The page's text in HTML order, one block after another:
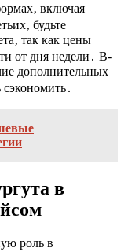
включая
будьте
так как цены
от дня недели․ В-
дополнительных
в
роль в